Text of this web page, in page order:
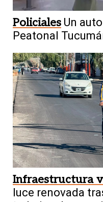
Policiales Un
Peatonal
Infraestructura
luce renovada